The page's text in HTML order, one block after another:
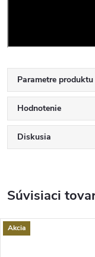
Parametre produktu
Hodnotenie
Diskusia
Súvisiaci
Akcia